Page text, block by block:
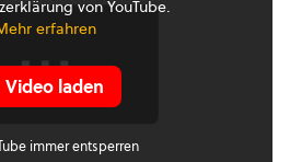
von YouTube.
erfahren
Video laden
immer entsperren